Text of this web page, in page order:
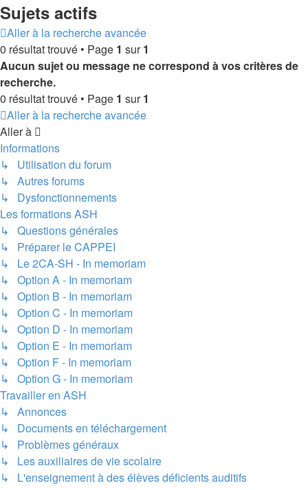
Sujets actifs
Aller à la recherche avancée
0 résultat trouvé • Page 1 sur1
Aucun sujet ou message ne correspond à vos critères de
recherche.
0 résultat trouvé • Page 1 sur1
Aller à la recherche avancée
Aller à
Informations
↳ Utilisation du forum
↳ Autres forums
↳ Dysfonctionnements
Les formations ASH
↳ Questions générales
↳ Préparer le CAPPEI
↳ Le 2CA-SH - In memoriam
↳ Option A - In memoriam
↳ Option B - In memoriam
↳ Option C - In memoriam
↳ Option D - In memoriam
↳ Option E - In memoriam
↳ Option F - In memoriam
↳ Option G - In memoriam
Travailler en ASH
↳ Annonces
↳ Documents en téléchargement
↳ Problèmes généraux
↳ Les auxiliaires de vie scolaire
↳ L'enseignement à des élèves déficients auditifs